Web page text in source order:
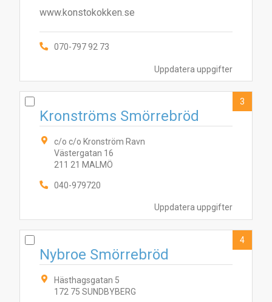
Uppdatera uppgifter
www.konstokokken.se
070-797 92 73
Uppdatera uppgifter
Kronströms Smörrebröd
c/o c/o Kronström Ravn
Västergatan 16
211 21 MALMÖ
040-979720
3
Nybroe Smörrebröd
Hästhagsgatan 5
172 75 SUNDBYBERG
4